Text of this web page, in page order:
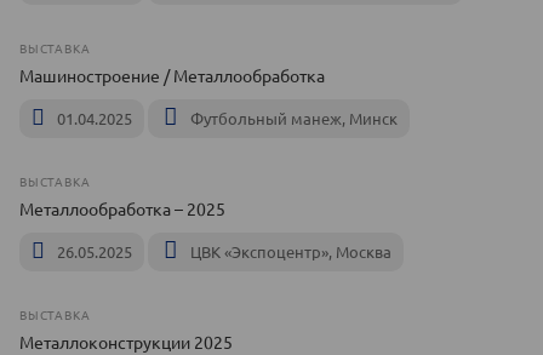
ВЫСТАВКА
Машиностроение / Металлообработка
01.04.2025 Футбольный манеж, Минск
ВЫСТАВКА
Металлообработка – 2025
26.05.2025 ЦВК «Экспоцентр», Москва
ВЫСТАВКА
Металлоконструкции 2025